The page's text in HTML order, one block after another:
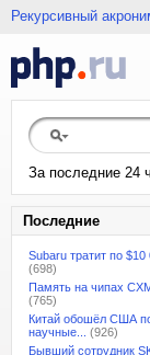
Рекурсивный
За последние 24
Последние
Subaru тратит по
(698)
Память на чипах
(765)
Китай обошёл США
научные...
(926)
Бывший сотрудник